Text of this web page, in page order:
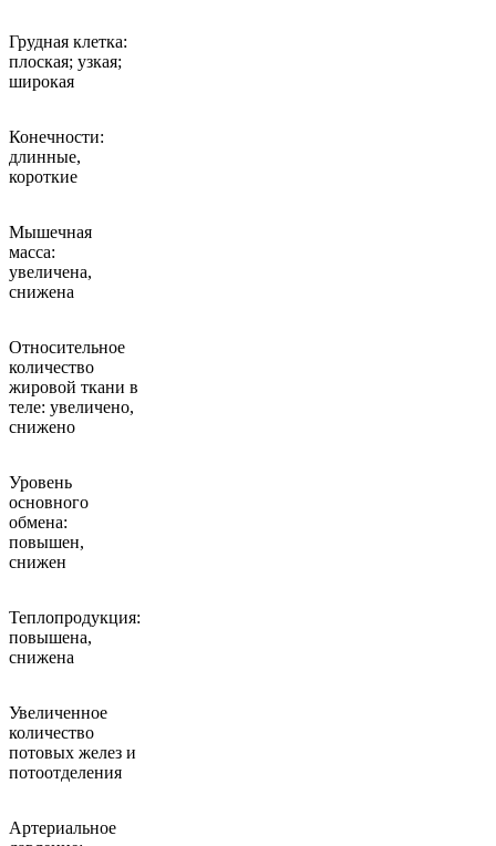
Грудная клетка:
плоская; узкая;
широкая
Конечности:
длинные,
короткие
Мышечная
масса:
увеличена,
снижена
Относительное
количество
жировой ткани в
теле: увеличено,
снижено
Уровень
основного
обмена:
повышен,
снижен
Теплопродукция:
повышена,
снижена
Увеличенное
количество
потовых желез и
потоотделения
Артериальное